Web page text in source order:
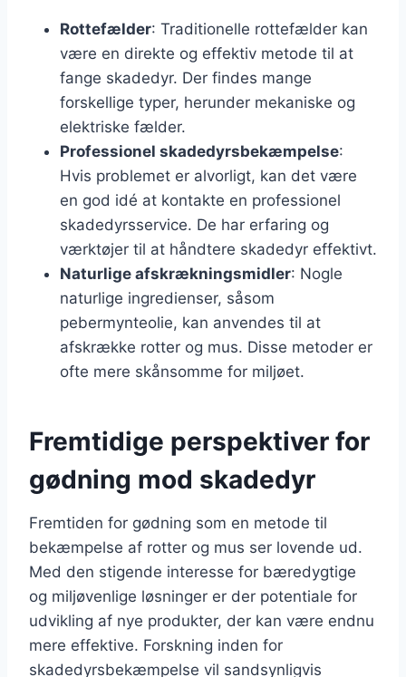
Rottefælder: Traditionelle rottefælder kan
være en direkte og effektiv metode til at
fange skadedyr. Der findes mange
forskellige typer, herunder mekaniske og
elektriske fælder.
Professionel skadedyrsbekæmpelse:
Hvis problemet er alvorligt, kan det være
en god idé at kontakte en professionel
skadedyrsservice. De har erfaring og
værktøjer til at håndtere skadedyr effektivt.
Naturlige afskrækningsmidler: Nogle
naturlige ingredienser, såsom
pebermynteolie, kan anvendes til at
afskrække rotter og mus. Disse metoder er
ofte mere skånsomme for miljøet.
Fremtidige perspektiver for
gødning mod skadedyr
Fremtiden for gødning som en metode til
bekæmpelse af rotter og mus ser lovende ud.
Med den stigende interesse for bæredygtige
og miljøvenlige løsninger er der potentiale for
udvikling af nye produkter, der kan være endnu
mere effektive. Forskning inden for
skadedyrsbekæmpelse vil sandsynligvis